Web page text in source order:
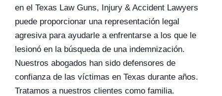
en el Texas Law Guns, Injury & Accident Lawyers
puede proporcionar una representación legal
agresiva para ayudarle a enfrentarse a los que le
lesionó en la búsqueda de una indemnización.
Nuestros abogados han sido defensores de
confianza de las víctimas en Texas durante años.
Tratamos a nuestros clientes como familia.